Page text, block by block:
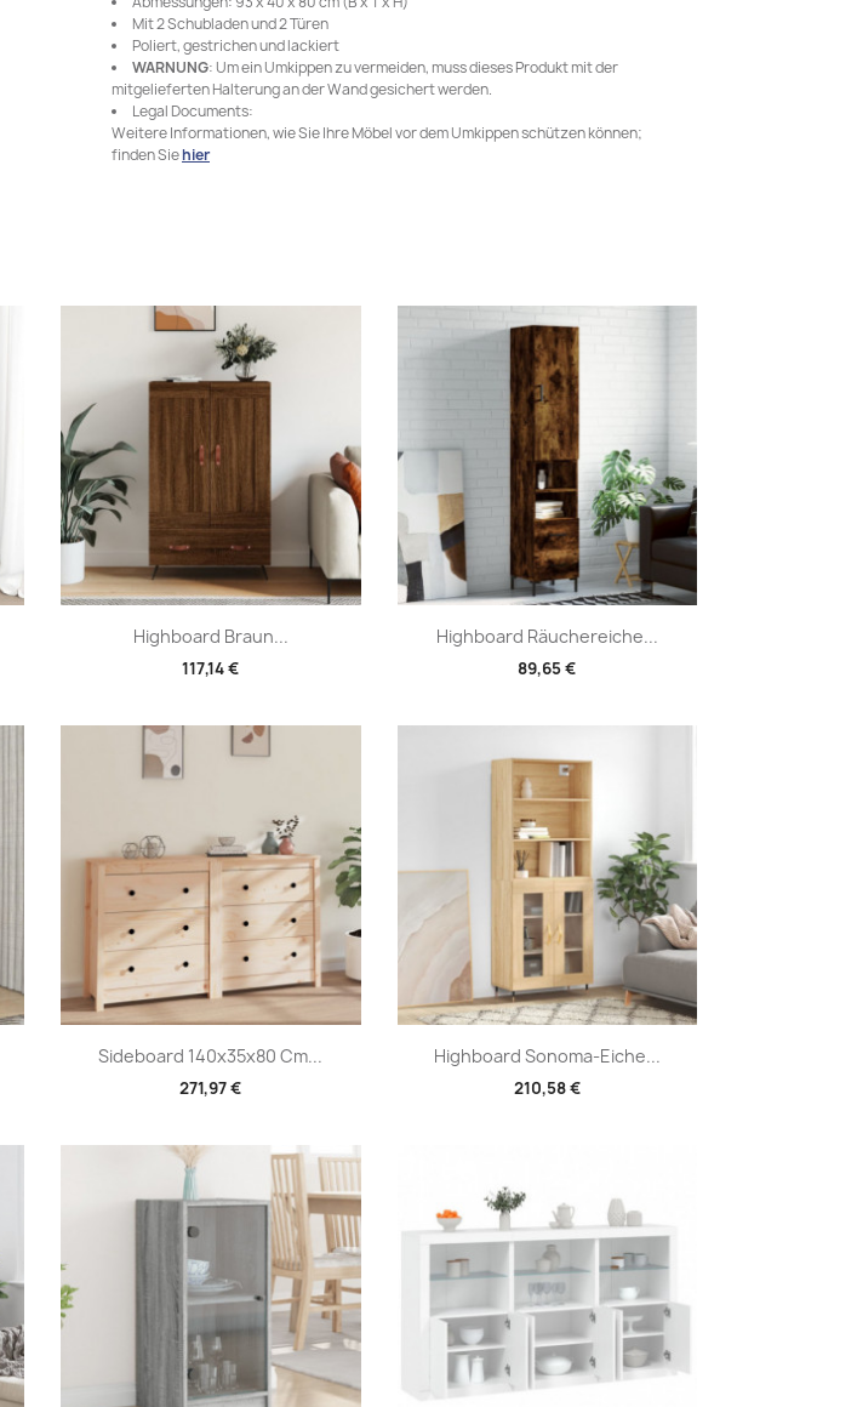
Mit 2 Schubladen und 2 Türen
Poliert, gestrichen und lackiert
WARNUNG: Um ein Umkippen zu vermeiden, muss dieses Produkt mit der
mitgelieferten Halterung an der Wand gesichert werden.
Legal Documents:
Weitere Informationen, wie Sie Ihre Möbel vor dem Umkippen schützen können;
finden Siehier
Highboard Braun...
117,14 €
Vorschau Highboard Räuchereiche...
89,65 €
Vorschau
Sideboard 140x35x80 Cm...
271,97 €
Vorschau Highboard Sonoma-Eiche...
210,58 €
Vorschau